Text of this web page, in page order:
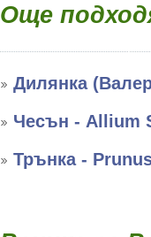
Още
Дилянка
Чесън - Allium
Трънка -